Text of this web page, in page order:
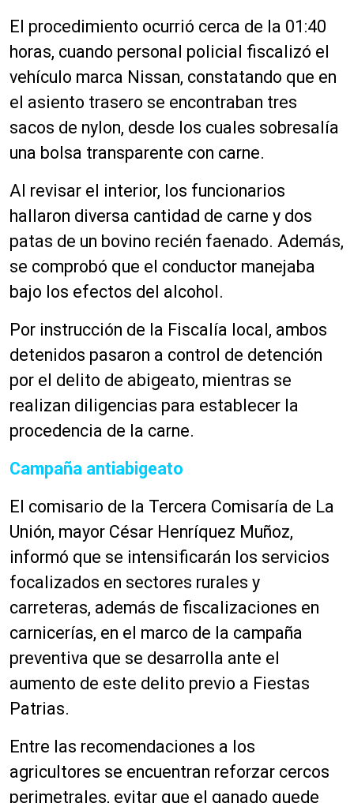
El procedimiento ocurrió cerca de la 01:40
horas, cuando personal policial fiscalizó el
vehículo marca Nissan, constatando que en
el asiento trasero se encontraban tres
sacos de nylon, desde los cuales sobresalía
una bolsa transparente con carne.
Al revisar el interior, los funcionarios
hallaron diversa cantidad de carne y dos
patas de un bovino recién faenado. Además,
se comprobó que el conductor manejaba
bajo los efectos del alcohol.
Por instrucción de la Fiscalía local, ambos
detenidos pasaron a control de detención
por el delito de abigeato, mientras se
realizan diligencias para establecer la
procedencia de la carne.
Campaña antiabigeato
El comisario de la Tercera Comisaría de La
Unión, mayor César Henríquez Muñoz,
informó que se intensificarán los servicios
focalizados en sectores rurales y
carreteras, además de fiscalizaciones en
carnicerías, en el marco de la campaña
preventiva que se desarrolla ante el
aumento de este delito previo a Fiestas
Patrias.
Entre las recomendaciones a los
agricultores se encuentran reforzar cercos
perimetrales, evitar que el ganado quede